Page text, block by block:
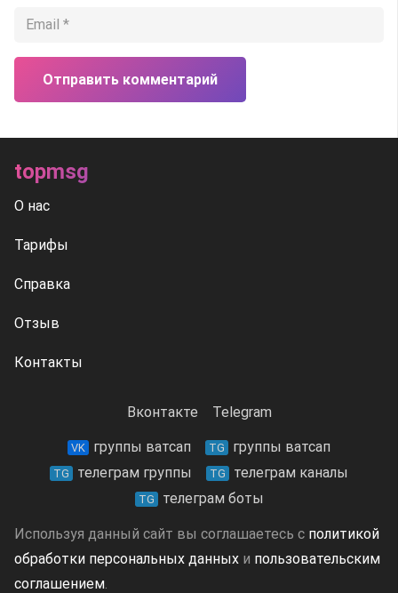
Отправить комментарий
topmsg
О нас
Тарифы
Справка
Отзыв
Контакты
Вконтакте Telegram
VK группы ватсап TG группы ватсап
TG телеграм группы TG телеграм каналы
TG телеграм боты
Используя данный сайт вы соглашаетесь с политикой
обработки персональных данных и пользовательским
соглашением.